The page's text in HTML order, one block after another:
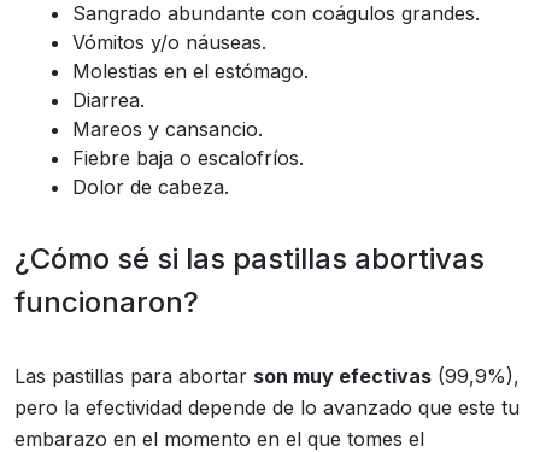
Sangrado abundante con coágulos grandes.
Vómitos y/o náuseas.
Molestias en el estómago.
Diarrea.
Mareos y cansancio.
Fiebre baja o escalofríos.
Dolor de cabeza.
¿Cómo sé si las pastillas abortivas
funcionaron?
Las pastillas para abortar son muy efectivas (99,9%),
pero la efectividad depende de lo avanzado que este tu
embarazo en el momento en el que tomes el